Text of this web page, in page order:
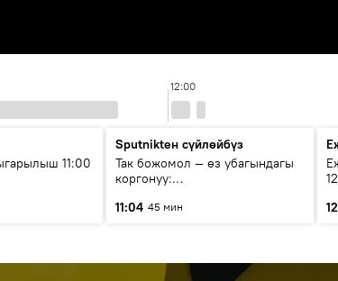
12:00
11:00
Sputnikteн сүйлөйбүз
Так божомол — өз убагындагы
коргонуу:
кантип өркүндөтүлүүдө
11:04 45 мин